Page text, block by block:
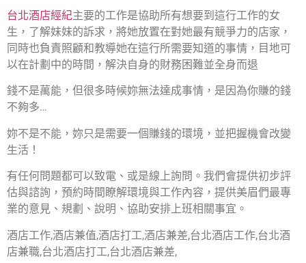
台北酒店經紀主要的工作是協助所有想要到這行工作的女
生，了解妹妹的訴求，將她放置在對她最有競爭力的店家，
同時也負責照顧和教導她在這行所需要知道的事情，目地可
以在計劃中的時間，解決自身的財務困難並全身而退
錢不是萬能，但很多時候妳無法達成事情，是因為你賺的錢
不夠多…
妳不是不能，妳只是需要一個賺錢的環境，並把握機會改變
生活！
有任何問題都可以致電、或是線上詢問。我們會提供初步評
估與諮詢，預約時間瞭解環境與工作內容，提供美眉們最專
業的意見、規劃、說明、協助安排上班相關事宜。
酒店工作,酒店兼值,酒店打工,酒店兼差,台北酒店工作,台北酒
店兼職,台北酒店打工,台北酒店兼差,